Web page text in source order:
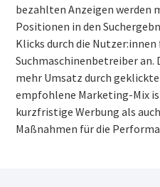
bezahlten Anzeigen werden
Positionen in den
Klicks durch die
Suchmaschinenbetreiber an.
mehr Umsatz durch
empfohlene Marketing-Mix
kurzfristige Werbung als
Maßnahmen für die